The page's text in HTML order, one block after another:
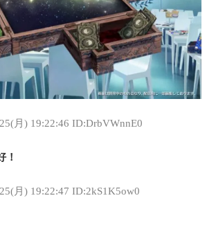
月) 19:22:46 ID:DrbVWnnE0
！
月) 19:22:47 ID:2kS1K5ow0